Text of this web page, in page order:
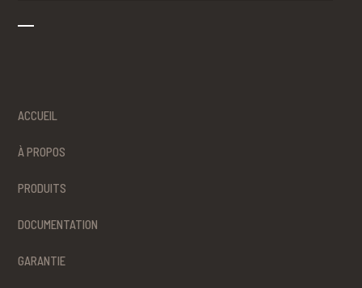
ACCUEIL
À PROPOS
PRODUITS
DOCUMENTATION
GARANTIE